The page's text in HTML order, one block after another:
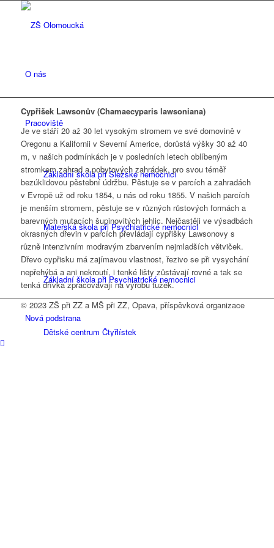
O nás
Pracoviště
Základní škola při Slezské nemocnici
Mateřská škola při Psychiatrické nemocnici
Základní škola při Psychiatrické nemocnici
Dětské centrum Čtyřlístek
Cypřišek Lawsonův (Chamaecyparis lawsoniana)
Je ve stáří 20 až 30 let vysokým stromem ve své domovině v
Oregonu a Kalifornii v Severní Americe, dorůstá výšky 30 až 40
m, v našich podmínkách je v posledních letech oblíbeným
stromkem zahrad a pobytových zahrádek, pro svou téměř
bezúklidovou pěstební údržbu. Pěstuje se v parcích a zahradách
v Evropě už od roku 1854, u nás od roku 1855. V našich parcích
je menším stromem, pěstuje se v různých růstových formách a
barevných mutacích šupinovitých jehlic. Nejčastěji ve výsadbách
okrasných dřevin v parcích převládají cypřišky Lawsonovy s
různě intenzivním modravým zbarvením nejmladších větviček.
Dřevo cypřisku má zajímavou vlastnost, řezivo se při vysychání
nepřehýbá a ani nekroutí, i tenké lišty zůstávají rovné a tak se
tenká dřívka zpracovávají na výrobu tužek.
© 2023 ZŠ při ZZ a MŠ při ZZ, Opava, příspěvková organizace
Nová podstrana